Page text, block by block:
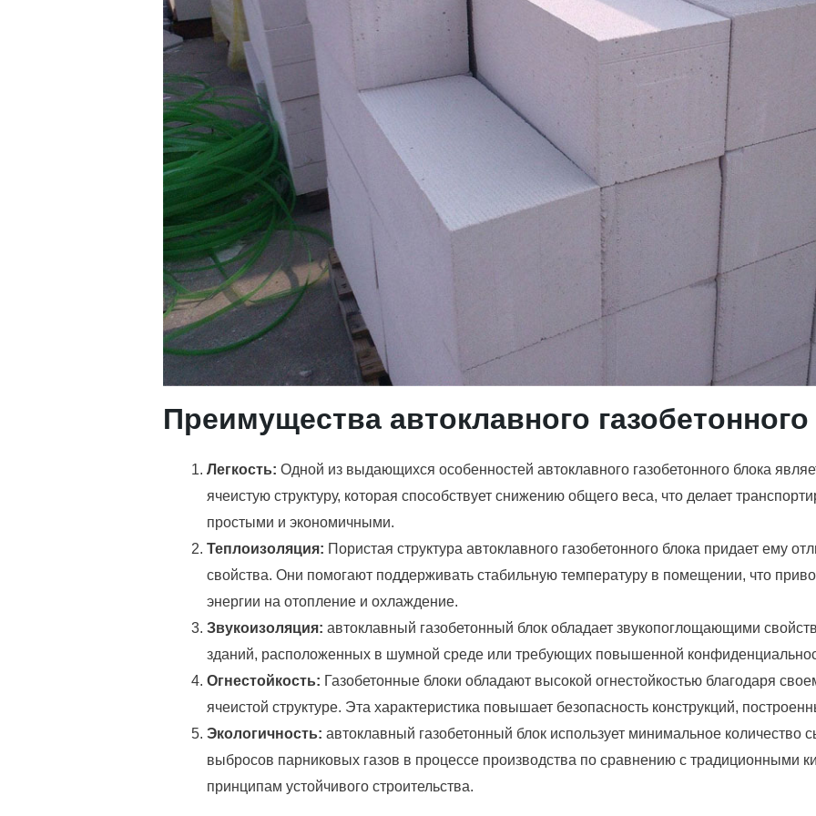
Преимущества автоклавного
Легкость: Одной из выдающихся особенностей автоклавного газобетонного блока
ячеистую структуру, которая способствует снижению общего веса, что делает
простыми и экономичными.
Теплоизоляция: Пористая структура автоклавного газобетонного блока придает ему
свойства. Они помогают поддерживать стабильную температуру в помещении, что
энергии на отопление и охлаждение.
Звукоизоляция: автоклавный газобетонный блок обладает звукопоглощающими
зданий, расположенных в шумной среде или требующих повышенной
Огнестойкость: Газобетонные блоки обладают высокой огнестойкостью благодаря
ячеистой структуре. Эта характеристика повышает безопасность конструкций,
Экологичность: автоклавный газобетонный блок использует минимальное количество
выбросов парниковых газов в процессе производства по сравнению с традиционными
принципам устойчивого строительства.